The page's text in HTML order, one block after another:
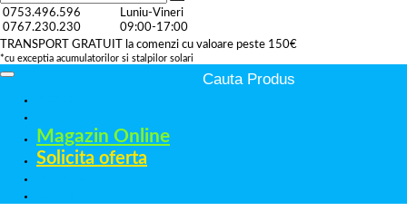
0753.496.596
0767.230.230
Luniu-Vineri
09:00-17:00
TRANSPORT GRATUIT la comenzi cu valoare peste 150€
*cu exceptia acumulatorilor si stalpilor solari
Magazin Online
Solicita oferta